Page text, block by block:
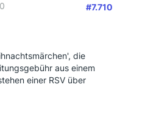
#7.710
die
aus einem
einer RSV über